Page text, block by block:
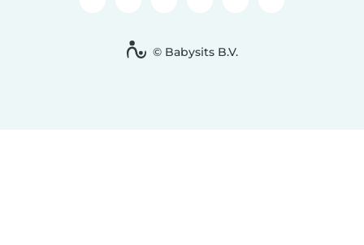
© Babysits B.V.